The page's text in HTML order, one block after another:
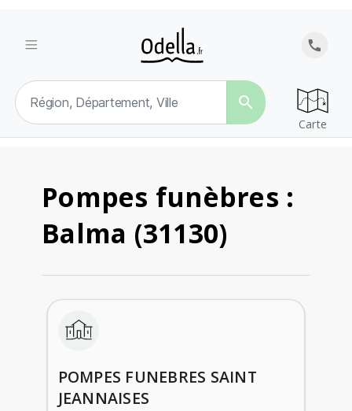
search
Carte
Pompes funèbres :
Balma (31130)
POMPES FUNEBRES SAINT
JEANNAISES